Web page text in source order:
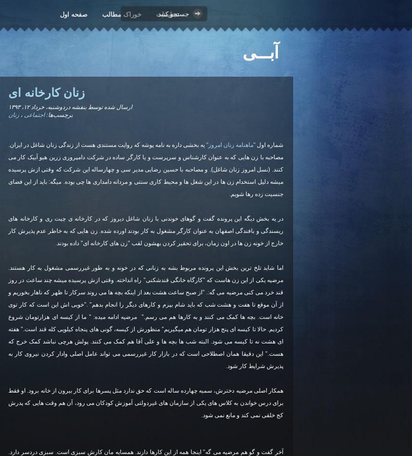
صفحه اول خوراک مطالب تنظیمات
آبـــی
زنان کارخانه ای
ارسال شده توسط بنفشه دردوشنبه، خرداد ۱۲، ۱۳۹۳
برچسب‌ها:اجتماعی ، زنان
شماره اول "ماهنامه زنان امروز" یه بخشی داره به نامه پوشه که روایت مستندی هست از زندگی زنان شاغل در ایران.
مصاحبه با زن هایی که به عنوان کارشناس و سرپرست و یا کارگر ساده در شرکت دامپروری زرین هیو آبیک کار می
کنند. (نسل امروز زنان شاغل). و مصاحبه با حسین رضایی مدیر سی و چهارساله این شرکت که وقتی ازش پرسیده
میشه دلیل استخدام زن ها در این شغل ها و محیط کاری سنتی و مردانه دامداری ها چی بوده. میگه: باید از این فضای
جنسیت زده رها شویم.
در یه بخش دیگه این پرونده گفت و گوهای خوندنی با زنان شاغل دیروز که در کارخانه ی چیت ری و کارخانه های
ریسندگی و بافندگی اصفهان به عنوان کارگر مشغول به کار بودند اورده شده. زن هایی که به خاطر عدم پذیرش کار
خارج از خونه زن ها در اون زمان، برای تحقیر کردن بهشون لقب "زن های کارخانه ای" داده بودند.
اما شاید تلخ ترین بخش این پرونده مربوط بشه به زنانی که در خونه و به طور غیررسمی مشغول به کار هستند.
مرضیه یکی از این زن هاست که "کارگاه خانگی قندشکنی" راه انداخته. وقتی ازش پرسیده میشه چند ساعت در روز
قند خرد می کنی مرضیه می گه:. "از صبح ساعت هشت بعد از اینکه بچه ها می روند سرکار تا ظهر که ناهار بخوریم و
از آن موقع تا هفت و هشت شب که باید شام بپزم و کارهای دیگر را انجام بدهم" ."خوبی اش این است که کار توی
خانه است. بچه ها کمک می کنند و به کارها هم می رسم." مرضیه ادامه میده: " ما از کیسه ای هزارتومان شروع
کردیم. حالا تا کیسه ای پنج هزار تومان هم میگیریم" منظورش از کیسه، گونی های پنجاه کیلویی کله قند است." هفته
ای هشت نه تا کیسه می شود. البته شب ها بچه ها و علی آقا هم کمک می کنند. پولش هرچی نباشد کمک خرج که
هست." این دقیقا همان اصطلاحی است که در بازار کار غیررسمی می تواند عامل اصلی وادار کردن نیروی کار به
پذیرش شرایط کار شود.
همکار اصلی مرضیه دخترش، سمیه چهارده ساله است که حق ندارد مثل پسرها برای کار بیرون از خانه برود. او فقط
برای درس خواندن به کلاس های یکی از سازمان های غیردولتی آموزش کودکان می رود، آن هم وقت هایی که پدرش
کج خلقی نمی کند و مانع نمی شود.
آخر گفت و گو هم مرضیه می گه" اینجا همه از این کارها دارند. همسایه مان کارش سبزی است. سبزی دردسر دارد.